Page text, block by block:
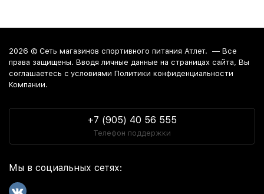
2026 © Сеть магазинов спортивного питания Атлет. — Все
права защищены. Вводя личные данные на страницах сайта, Вы
соглашаетесь c условиями Политики конфиденциальности
Компании.
+7 (905) 40 56 555
Телефон поддержки
Мы в социальных сетях: